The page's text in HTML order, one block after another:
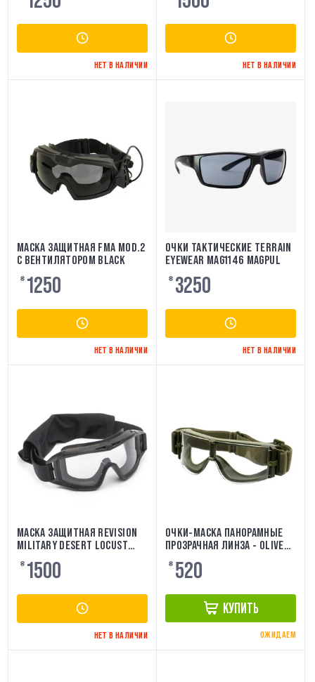
НЕТ В НАЛИЧИИ НЕТ В НАЛИЧИИ
МАСКА ЗАЩИТНАЯ FMA MOD.2
С ВЕНТИЛЯТОРОМ BLACK
₴ 1250
НЕТ В НАЛИЧИИ
ОЧКИ ТАКТИЧЕСКИЕ TERRAIN
EYEWEAR MAG1146 MAGPUL
₴ 3250
НЕТ В НАЛИЧИИ
МАСКА ЗАЩИТНАЯ REVISION
MILITARY DESERT LOCUST
ОРИГИНАЛ
₴ 1500
НЕТ В НАЛИЧИИ
ОЧКИ-МАСКА ПАНОРАМНЫЕ
ПРОЗРАЧНАЯ ЛИНЗА - OLIVE
[PJ]
₴ 520
КУПИТЬ
ОЖИДАЕМ